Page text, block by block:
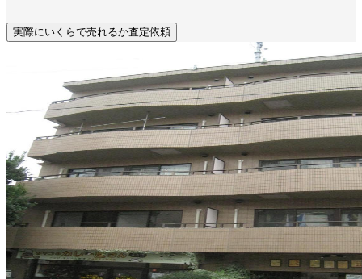
実際にいくらで売れるか査定依頼